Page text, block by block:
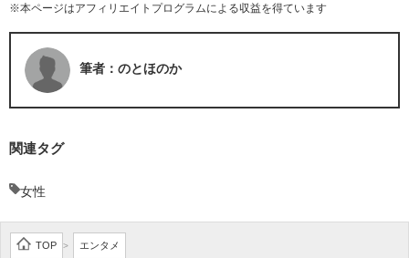
※本ページはアフィリエイトプログラムによる収益を得ています
筆者：のとほのか
関連タグ
女性
TOP > エンタメ